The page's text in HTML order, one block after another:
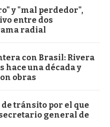
y "mal perdedor",
entre dos
radial
con Brasil: Rivera
hace una década y
obras
tránsito por el que
general de